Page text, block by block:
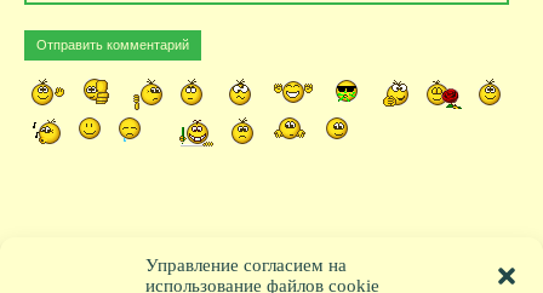
Управление согласием на
использование файлов cookie